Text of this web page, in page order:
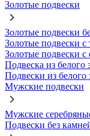
Золотые подвески
Золотые подвески
Золотые подвески с
Золотые подвески
Подвеска из белого
Подвески из белого
Мужские подвески
Мужские
Подвески без